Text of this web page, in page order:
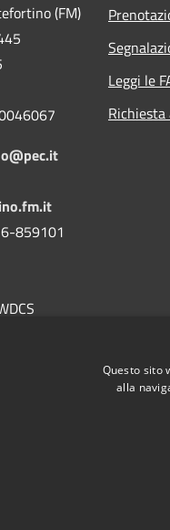
(FM)
859101
Leggi le
Questo sito
alla